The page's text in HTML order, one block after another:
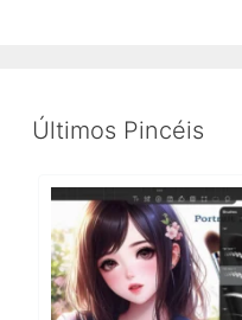
Últimos Pincéis